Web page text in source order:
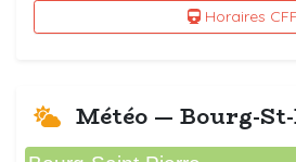
Horaires CFF
Météo — Bourg-